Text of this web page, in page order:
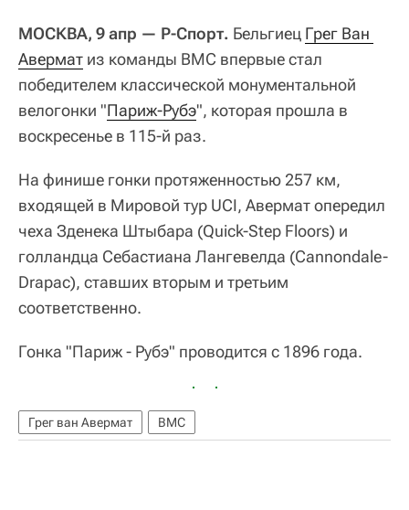
МОСКВА, 9 апр — Р-Спорт. Бельгиец Грег Ван
Авермат из команды BMC впервые стал
победителем классической монументальной
велогонки "Париж-Рубэ", которая прошла в
воскресенье в 115-й раз.
На финише гонки протяженностью 257 км,
входящей в Мировой тур UCI, Авермат опередил
чеха Зденека Штыбара (Quick-Step Floors) и
голландца Себастиана Лангевелда (Cannondale-
Drapac), ставших вторым и третьим
соответственно.
Гонка "Париж - Рубэ" проводится с 1896 года.
Грег ван Авермат BMC